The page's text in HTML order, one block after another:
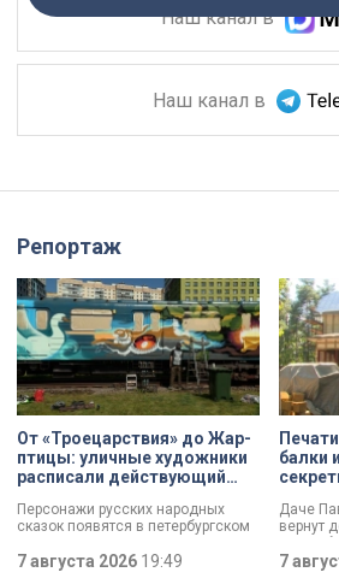
Наш канал в
Наш канал в
Репортаж
От «Троецарствия» до Жар-
птицы: уличные художники
расписали действующий
Персонажи русских народных
сказок появятся в петербургском
«Выборгское» завершился
масштабный съезд лучших
7 августа 2026 19:49
балки
Даче
вернут
по
метр».
ставка,
7